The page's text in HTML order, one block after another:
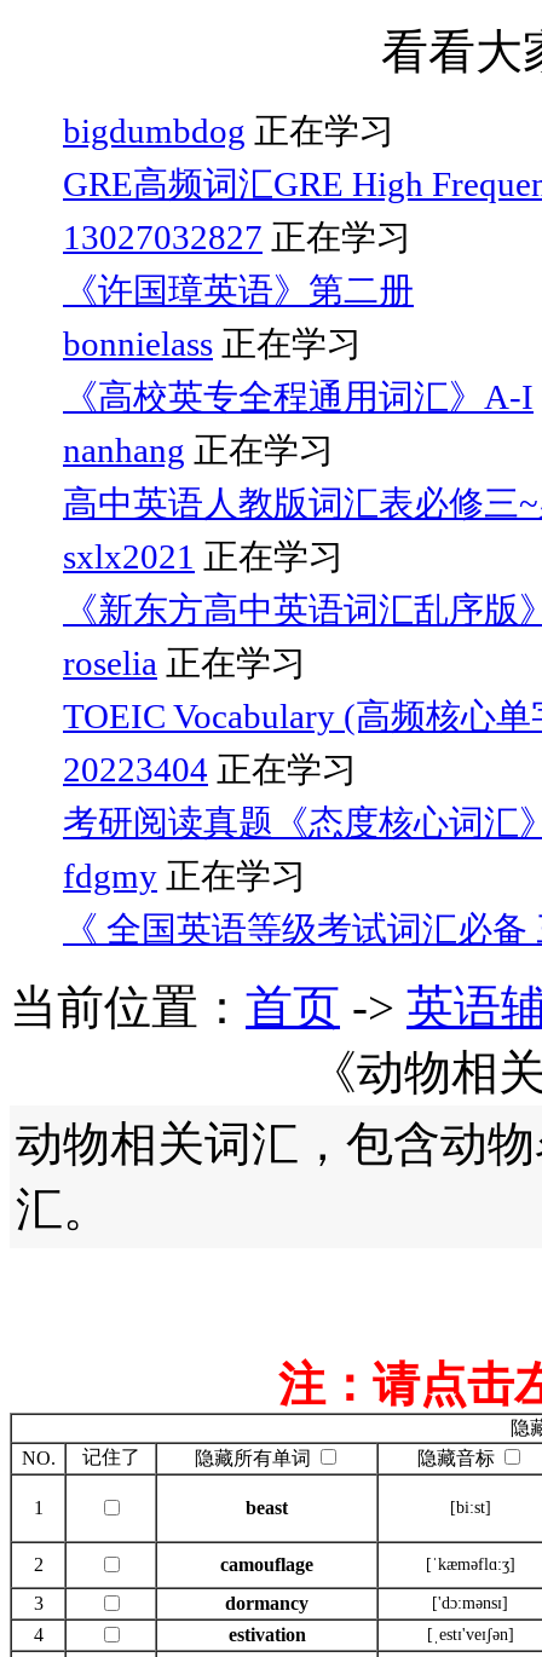
看看大
bigdumbdog 正在学习
GRE高频词汇GRE High
13027032827 正在学习
《许国璋英语》第二册
bonnielass 正在学习
《高校英专全程通用词汇》A-I
nanhang 正在学习
高中英语人教版词汇表必修三
sxlx2021 正在学习
《新东方高中英语词汇乱序版
roselia 正在学习
TOEIC Vocabulary (高频核心
20223404 正在学习
考研阅读真题《态度核心词汇
fdgmy 正在学习
《 全国英语等级考试词汇必备
当前位置： 首页 -> 英语
《动物相
动物相关词汇，包含动
汇。
注：请点击
隐
NO.
记住了 隐藏所有单词 隐藏音标
1 beast [bi:st]
2 camouflage [ˈkæməflɑ:ʒ]
3 dormancy ['dɔ:mənsɪ]
4 estivation [ˌestɪ'veɪʃən]